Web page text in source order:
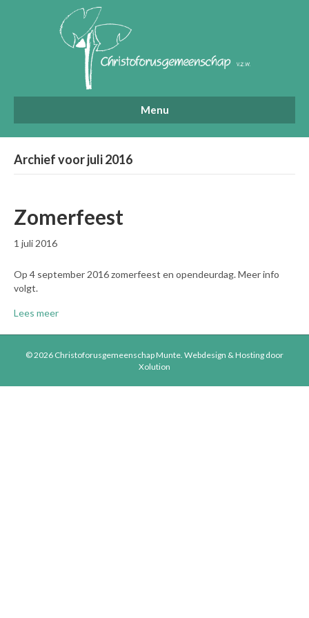
Menu
Archief voor juli 2016
Zomerfeest
1 juli 2016
Op 4 september 2016 zomerfeest en opendeurdag. Meer info
volgt.
Lees meer
© 2026 Christoforusgemeenschap Munte. Webdesign & Hosting door
Xolution